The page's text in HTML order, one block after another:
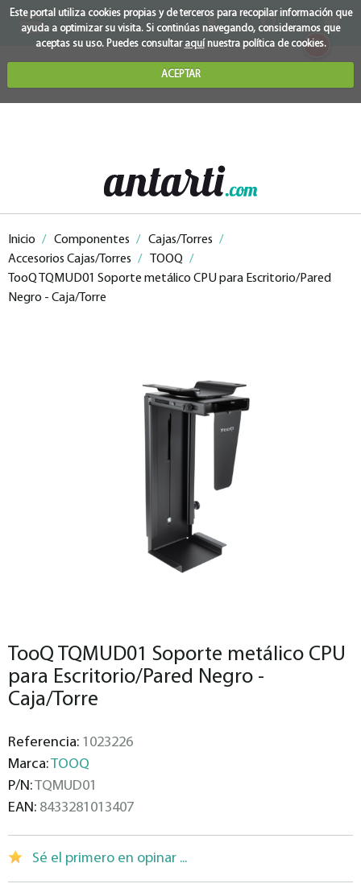
Este portal utiliza cookies propias y de terceros para recopilar información que
ayuda a optimizar su visita. Si continúas navegando, consideramos que
aceptas su uso. Puedes consultar aquínuestra política de cookies.
ACEPTAR
0
Inicio / Componentes / Cajas/Torres /
Accesorios Cajas/Torres / TOOQ /
TooQ TQMUD01 Soporte metálico CPU para Escritorio/Pared
Negro - Caja/Torre
TooQ TQMUD01 Soporte metálico CPU
para Escritorio/Pared Negro -
Caja/Torre
Referencia: 1023226
Marca:TOOQ
P/N:TQMUD01
EAN: 8433281013407
Sé el primero en opinar ...